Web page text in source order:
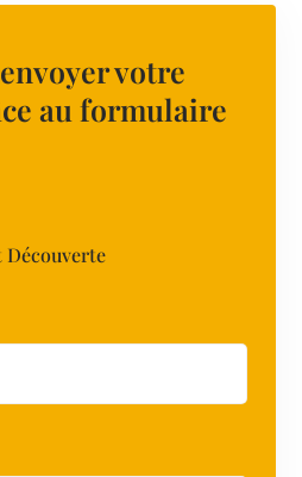
votre
au formulaire
Découverte